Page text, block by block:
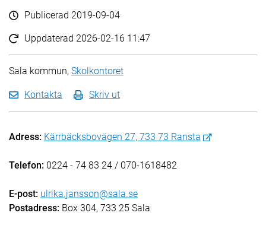
Publicerad 2019-09-04
Uppdaterad 2026-02-16 11:47
Sala kommun, Skolkontoret
Kontakta Skriv ut
Adress: Kärrbäcksbovägen 27, 733 73 Ransta
Telefon: 0224 - 74 83 24 / 070-1618482
E-post: ulrika.jansson@sala.se
Postadress: Box 304, 733 25 Sala